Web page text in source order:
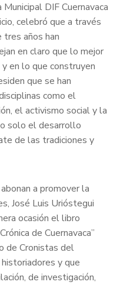
DIF Cuernavaca
celebró que a través
años han
en claro que lo mejor
en lo que construyen
que se han
como el
el activismo social y la
solo el desarrollo
de las tradiciones y
a promover la
José Luis Urióstegui
ocasión el libro
de Cuernavaca”
de Cronistas del
y que
de investigación,